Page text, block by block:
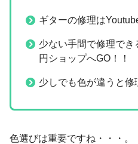
ギターの修理は
少ない手間で修理で
円ショップへGO！！
少しでも色が違うと修
色選びは重要ですね・・・。